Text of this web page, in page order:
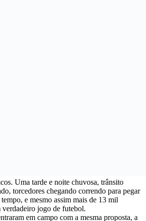
Uma tarde e noite chuvosa, trânsito
torcedores chegando correndo para pegar
e mesmo assim mais de 13 mil
verdadeiro jogo de futebol.
em campo com a mesma proposta, a